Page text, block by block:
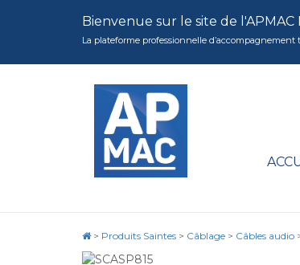
Bienvenue sur le site de
La plateforme professionnelle
> Produits Saintes > Câblage > Câbles audio